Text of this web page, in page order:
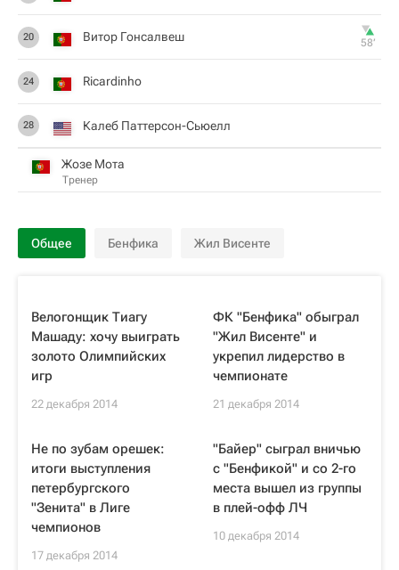
20 Витор Гонсалвеш 58‎’‎
24 Ricardinho
28 Калеб Паттерсон-Сьюелл
Жозе Мота
Тренер
Общее Бенфика Жил Висенте
Велогонщик Тиагу
Машаду: хочу выиграть
золото Олимпийских
игр
22 декабря 2014
ФК "Бенфика" обыграл
"Жил Висенте" и
укрепил лидерство в
чемпионате
21 декабря 2014
Не по зубам орешек:
итоги выступления
петербургского
"Зенита" в Лиге
чемпионов
17 декабря 2014
"Байер" сыграл вничью
с "Бенфикой" и со 2-го
места вышел из группы
в плей-офф ЛЧ
10 декабря 2014